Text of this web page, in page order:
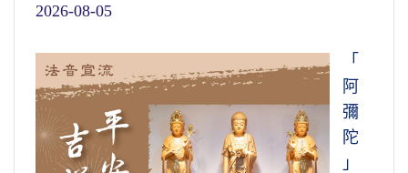
2026-08-05
「
阿
彌
陀
」